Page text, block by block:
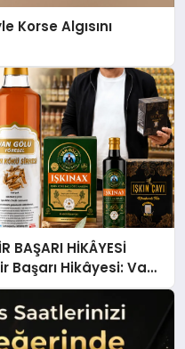
Korse Algısını
BAŞARI HİKÂYESİ
Hikâyesi: Van